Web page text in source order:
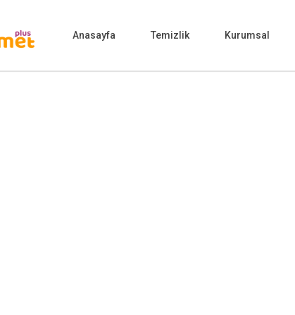
Anasayfa Temizlik Kurumsal